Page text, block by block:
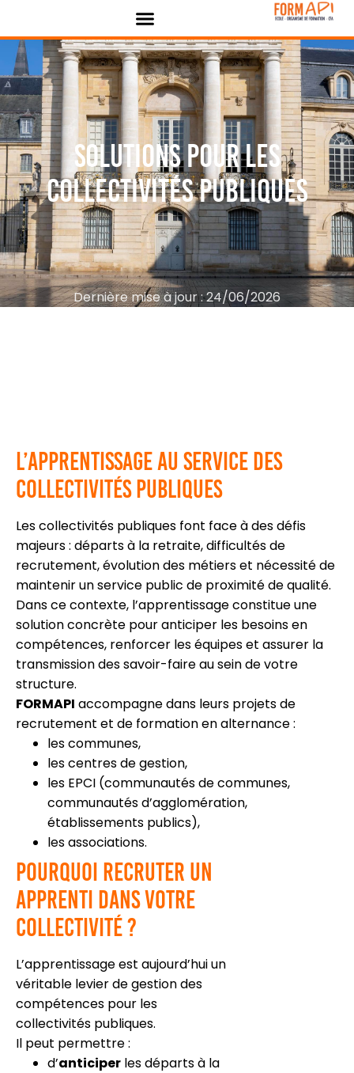
Solutions pour les
collectivités publiques
Dernière mise à jour : 24/06/2026
L’apprentissage au service des
collectivités publiques
Les collectivités publiques font face à des défis
majeurs : départs à la retraite, difficultés de
recrutement, évolution des métiers et nécessité de
maintenir un service public de proximité de qualité.
Dans ce contexte, l’apprentissage constitue une
solution concrète pour anticiper les besoins en
compétences, renforcer les équipes et assurer la
transmission des savoir-faire au sein de votre
structure.
FORMAPI accompagne dans leurs projets de
recrutement et de formation en alternance :
les communes,
les centres de gestion,
les EPCI (communautés de communes,
communautés d’agglomération,
établissements publics),
les associations.
Pourquoi recruter un
apprenti dans votre
collectivité ?
L’apprentissage est aujourd’hui un
véritable levier de gestion des
compétences pour les
collectivités publiques.
Il peut permettre :
d’anticiper les départs à la
Panneau de gestion des cookies